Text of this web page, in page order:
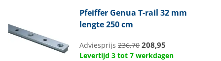
Pfeiffer Genua T-rail 32 mm
lengte 250 cm
Adviesprijs236,70 208,95
Levertijd 3 tot 7 werkdagen